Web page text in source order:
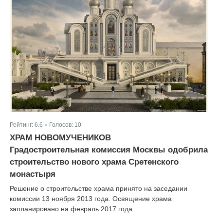
Рейтинг: 6.6 Голосов: 10
ХРАМ НОВОМУЧЕНИКОВ
Градостроительная комиссия Москвы одобрила
строительство нового храма Сретенского
монастыря
Решение о строительстве храма принято на заседании
комиссии 13 ноября 2013 года. Освящение храма
запланировано на февраль 2017 года.